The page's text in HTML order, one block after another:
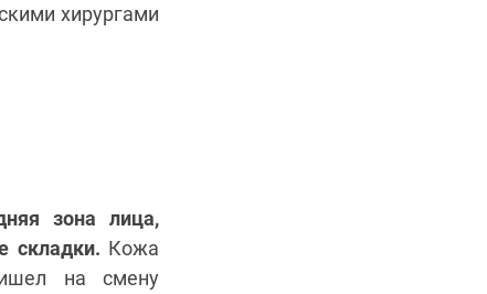
хирургами
зона лица,
складки. Кожа
на смену